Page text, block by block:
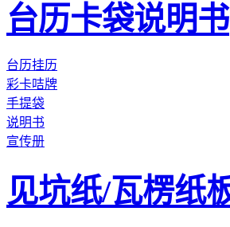
台历卡袋说明书
台历挂历
彩卡咭牌
手提袋
说明书
宣传册
见坑纸/瓦楞纸